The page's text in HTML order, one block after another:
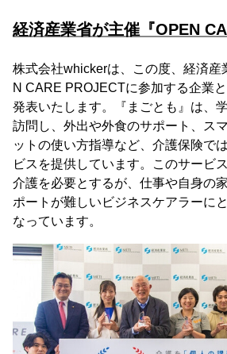
経済産業省が主催『OPEN
株式会社whickerは、この度、経済産
N CARE PROJECTに参加する企業
発表いたします。『まごとも』は、
訪問し、外出や外食のサポート、ス
ットの使い方指導など、介護保険で
ビスを提供しています。このサービ
介護を必要とするが、仕事や自身の
ポートが難しいビジネスケアラーに
なっています。